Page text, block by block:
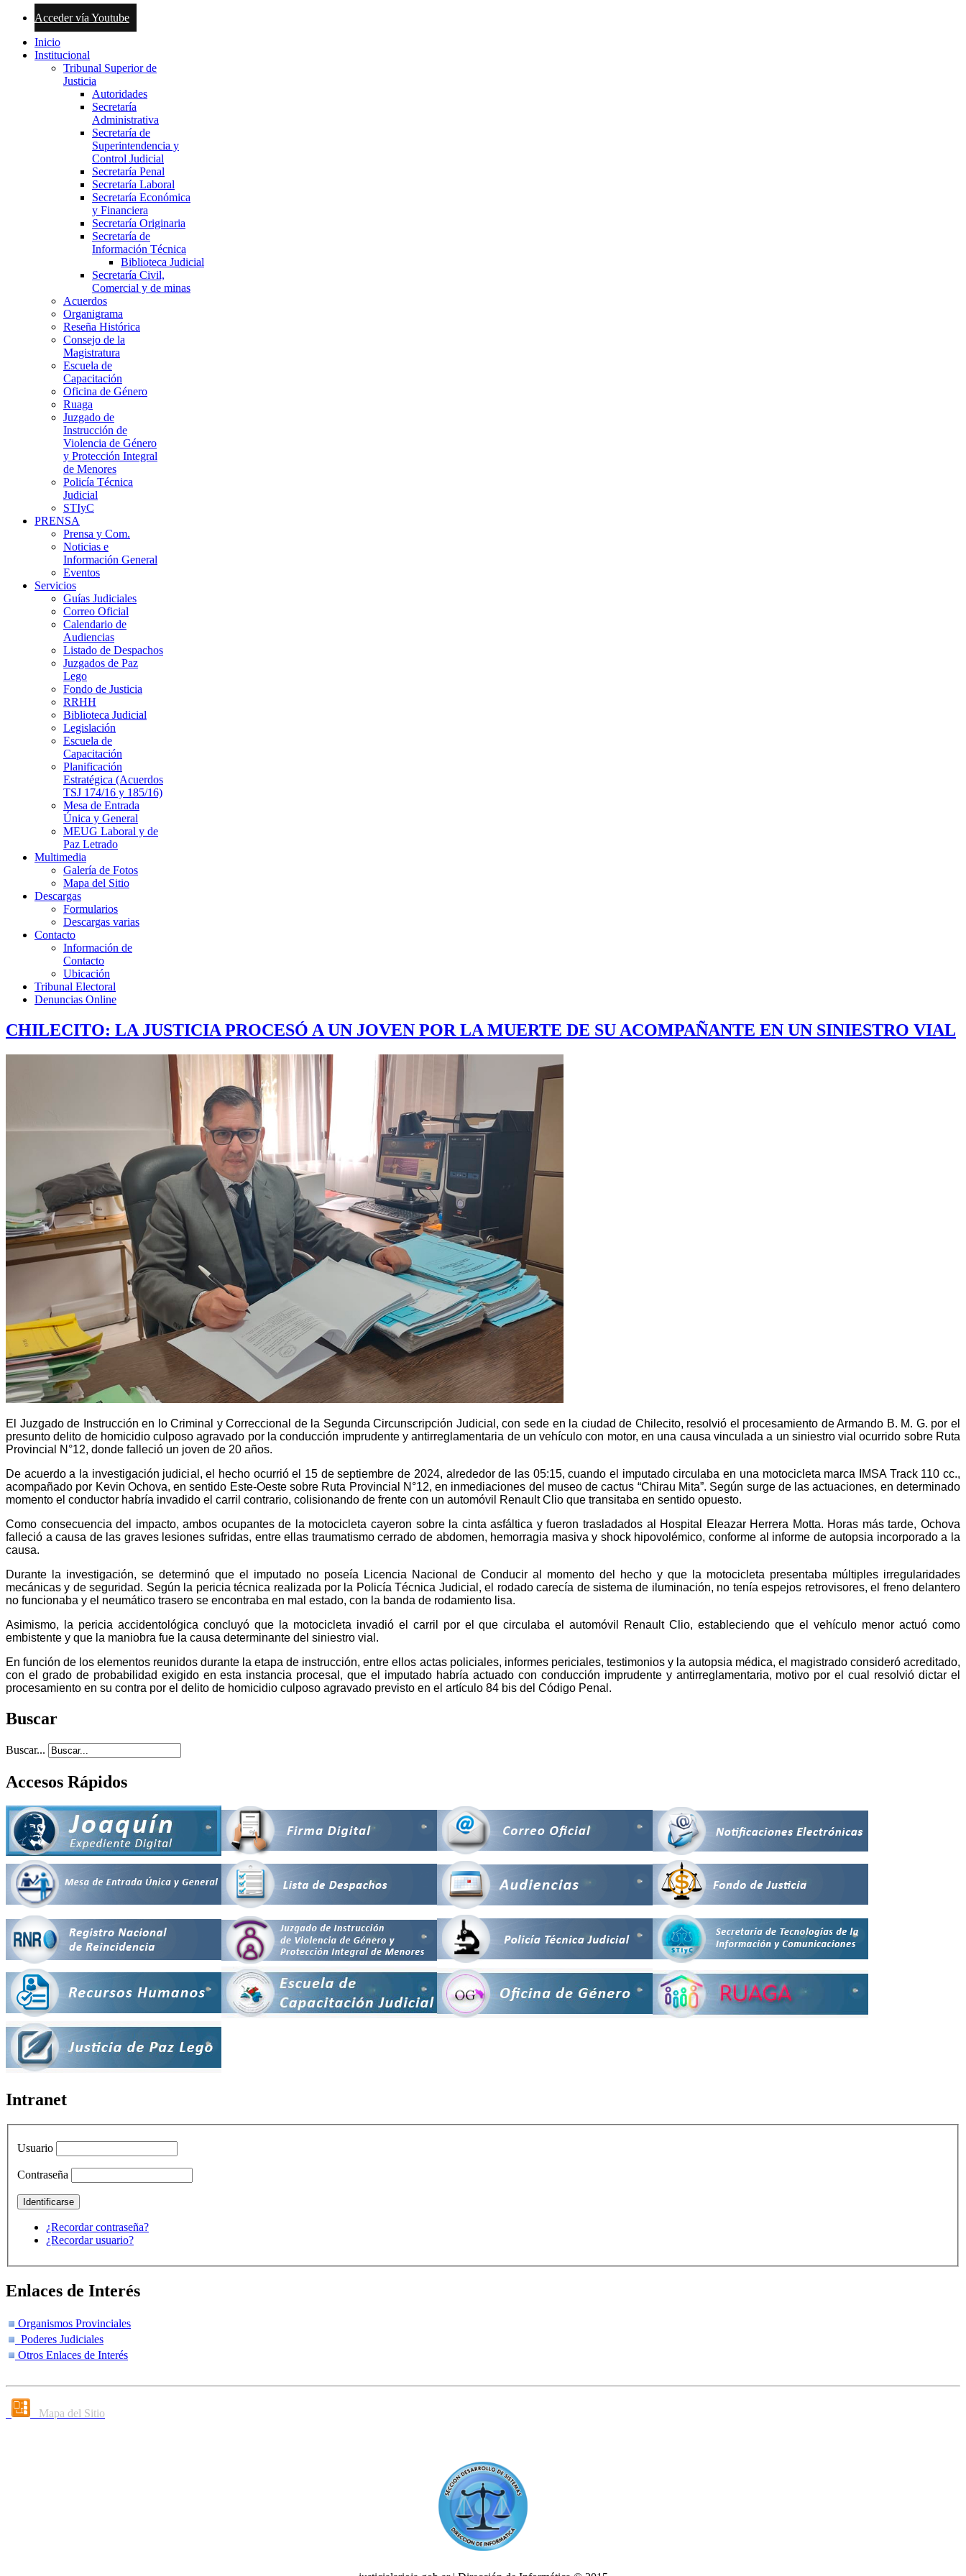
Acceder vía Youtube
Inicio
Institucional
Tribunal Superior de
Justicia
Autoridades
Secretaría
Administrativa
Secretaría de
Superintendencia y
Control Judicial
Secretaría Penal
Secretaría Laboral
Secretaría Económica
y Financiera
Secretaría Originaria
Secretaría de
Información Técnica
Biblioteca Judicial
Secretaría Civil,
Comercial y de minas
Acuerdos
Organigrama
Reseña Histórica
Consejo de la
Magistratura
Escuela de
Capacitación
Oficina de Género
Ruaga
Juzgado de
Instrucción de
Violencia de Género
y Protección Integral
de Menores
Policía Técnica
Judicial
STIyC
PRENSA
Prensa y Com.
Noticias e
Información General
Eventos
Servicios
Guías Judiciales
Correo Oficial
Calendario de
Audiencias
Listado de Despachos
Juzgados de Paz
Lego
Fondo de Justicia
RRHH
Biblioteca Judicial
Legislación
Escuela de
Capacitación
Planificación
Estratégica (Acuerdos
TSJ 174/16 y 185/16)
Mesa de Entrada
Única y General
MEUG Laboral y de
Paz Letrado
Multimedia
Galería de Fotos
Mapa del Sitio
Descargas
Formularios
Descargas varias
Contacto
Información de
Contacto
Ubicación
Tribunal Electoral
Denuncias Online
CHILECITO: LA JUSTICIA PROCESÓ A UN JOVEN POR LA MUERTE DE SU ACOMPAÑANTE EN UN SINIESTRO VIAL
El Juzgado de Instrucción en lo Criminal y Correccional de la Segunda Circunscripción Judicial, con sede en la ciudad de Chilecito, resolvió el procesamiento de Armando B. M. G. por el
presunto delito de homicidio culposo agravado por la conducción imprudente y antirreglamentaria de un vehículo con motor, en una causa vinculada a un siniestro vial ocurrido sobre Ruta
Provincial N°12, donde falleció un joven de 20 años.
De acuerdo a la investigación judicial, el hecho ocurrió el 15 de septiembre de 2024, alrededor de las 05:15, cuando el imputado circulaba en una motocicleta marca IMSA Track 110 cc.,
acompañado por Kevin Ochova, en sentido Este-Oeste sobre Ruta Provincial N°12, en inmediaciones del museo de cactus “Chirau Mita”. Según surge de las actuaciones, en determinado
momento el conductor habría invadido el carril contrario, colisionando de frente con un automóvil Renault Clio que transitaba en sentido opuesto.
Como consecuencia del impacto, ambos ocupantes de la motocicleta cayeron sobre la cinta asfáltica y fueron trasladados al Hospital Eleazar Herrera Motta. Horas más tarde, Ochova
falleció a causa de las graves lesiones sufridas, entre ellas traumatismo cerrado de abdomen, hemorragia masiva y shock hipovolémico, conforme al informe de autopsia incorporado a la
causa.
Durante la investigación, se determinó que el imputado no poseía Licencia Nacional de Conducir al momento del hecho y que la motocicleta presentaba múltiples irregularidades
mecánicas y de seguridad. Según la pericia técnica realizada por la Policía Técnica Judicial, el rodado carecía de sistema de iluminación, no tenía espejos retrovisores, el freno delantero
no funcionaba y el neumático trasero se encontraba en mal estado, con la banda de rodamiento lisa.
Asimismo, la pericia accidentológica concluyó que la motocicleta invadió el carril por el que circulaba el automóvil Renault Clio, estableciendo que el vehículo menor actuó como
embistente y que la maniobra fue la causa determinante del siniestro vial.
En función de los elementos reunidos durante la etapa de instrucción, entre ellos actas policiales, informes periciales, testimonios y la autopsia médica, el magistrado consideró acreditado,
con el grado de probabilidad exigido en esta instancia procesal, que el imputado habría actuado con conducción imprudente y antirreglamentaria, motivo por el cual resolvió dictar el
procesamiento en su contra por el delito de homicidio culposo agravado previsto en el artículo 84 bis del Código Penal.
Buscar
Buscar...
Accesos Rápidos
Intranet
Usuario
Contraseña
¿Recordar contraseña?
¿Recordar usuario?
Enlaces de Interés
Organismos Provinciales
Poderes Judiciales
Otros Enlaces de Interés
Mapa del Sitio